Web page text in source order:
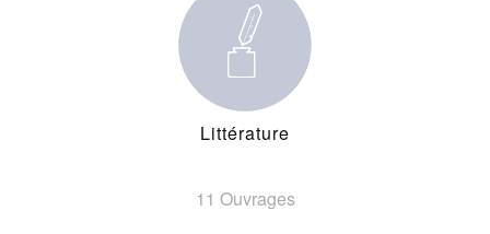
Littérature
11 Ouvrages